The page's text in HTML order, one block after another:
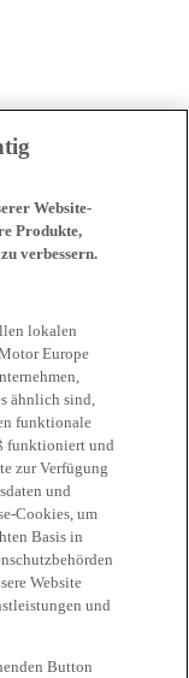
Website-
Produkte,
verbessern.
lokalen
Europe
ähnlich sind,
funktionale
funktioniert und
zur Verfügung
und
Cookies, um
Basis in
Website
und
Button